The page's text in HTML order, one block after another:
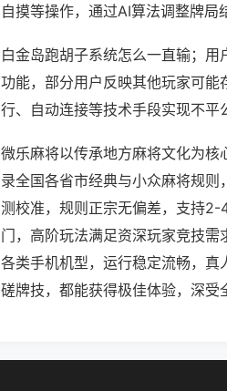
自摸等操作，通过AI算法调整牌局
白金岛跑胡子系统怎么一直输；用
功能，部分用户反映其他玩家可能
行、自动连接等技术手段实现不平
微乐麻将以传承地方麻将文化为
录全国各省市经典与小众麻将规
测校准，规则正宗无偏差，支持2-
门，高阶玩法满足资深玩家竞技
各类手机机型，运行稳定流畅，
磋牌技，都能获得极佳体验，深受